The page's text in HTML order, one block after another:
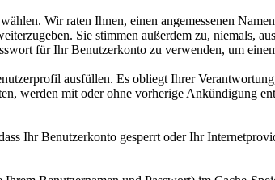
Wir raten Ihnen, einen angemessenen
Sie stimmen außerdem zu, niemals,
für Ihr Benutzerkonto zu verwenden, um
ausfüllen. Es obliegt Ihrer
werden mit oder ohne vorherige Ankündigung
Ihr Benutzerkonto gesperrt oder Ihr